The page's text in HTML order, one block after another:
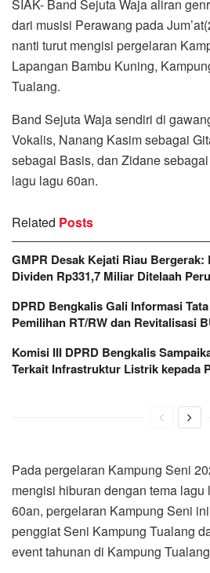
SIAK- Band Sejuta Waja aliran
dari musisi Perawang pada
nanti turut mengisi pergelaran
Lapangan Bambu Kuning,
Tualang.
Band Sejuta Waja sendiri di
Vokalis, Nanang Kasim sebagai
sebagai Basis, dan Zidane
lagu lagu 60an.
Related Posts
GMPR Desak Kejati Riau
Dividen Rp331,7 Miliar Ditelaah
DPRD Bengkalis Gali Informasi
Pemilihan RT/RW dan Revitalisasi
Komisi III DPRD Bengkalis
Terkait Infrastruktur Listrik kepada
Pada pergelaran Kampung Seni
mengisi hiburan dengan tema
60an, pergelaran Kampung Seni
penggiat Seni Kampung Tualang
event tahunan di Kampung